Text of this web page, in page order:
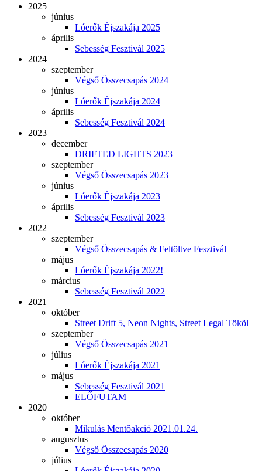
2025
június
Lóerők Éjszakája 2025
április
Sebesség Fesztivál 2025
2024
szeptember
Végső Összecsapás 2024
június
Lóerők Éjszakája 2024
április
Sebesség Fesztivál 2024
2023
december
DRIFTED LIGHTS 2023
szeptember
Végső Összecsapás 2023
június
Lóerők Éjszakája 2023
április
Sebesség Fesztivál 2023
2022
szeptember
Végső Összecsapás & Feltöltve Fesztivál
május
Lóerők Éjszakája 2022!
március
Sebesség Fesztivál 2022
2021
október
Street Drift 5, Neon Nights, Street Legal Tököl
szeptember
Végső Összecsapás 2021
július
Lóerők Éjszakája 2021
május
Sebesség Fesztivál 2021
ELŐFUTAM
2020
október
Mikulás Mentőakció 2021.01.24.
augusztus
Végső Összecsapás 2020
július